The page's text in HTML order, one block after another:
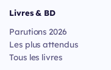
Livres & BD
Parutions 2026
Les plus attendus
Tous les livres